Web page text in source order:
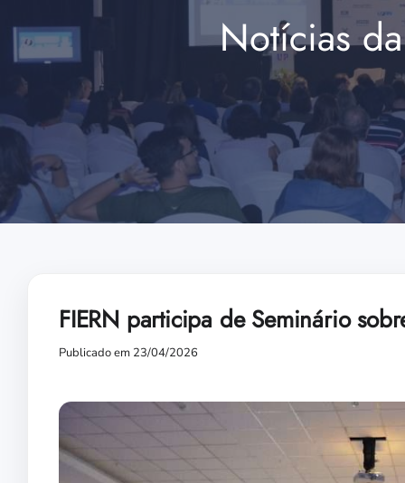
Notícias
FIERN participa de Seminário
Publicado em 23/04/2026